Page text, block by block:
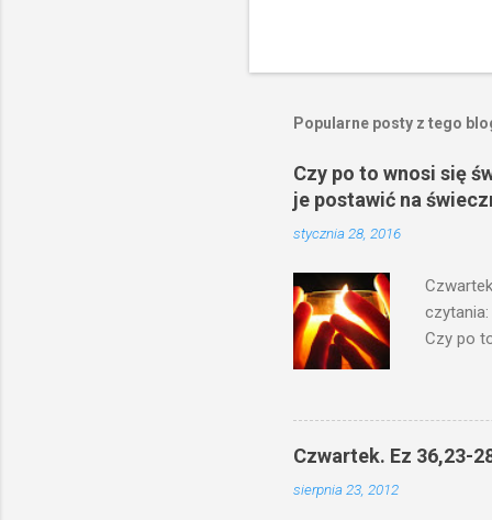
Popularne posty z tego
Czy po to wnosi się
je postawić na
stycznia 28, 2016
czytania:
Czy po
niechaj
ma. W
by je
Czwartek. Ez 36,23-
sierpnia 23, 2012